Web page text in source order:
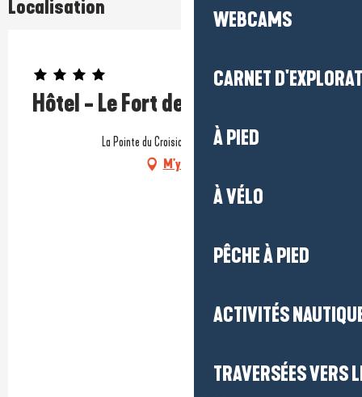
WEBCAMS
CARNET
À PIED
À VÉLO
PÊCHE À PIED
ACTIVITÉS
TRAVERSÉES VERS
Localisation
Hôtel - Le Fort de l'Océan
Prestataire engagé dans une démarche environnementale
La Pointe du Croisic, 44490 Le Croisic
M'y rendre